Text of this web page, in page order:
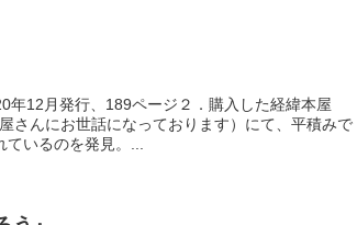
年12月発行、189ページ２．購入した経緯本屋
さんにお世話になっております）にて、平積みで
いるのを発見。...